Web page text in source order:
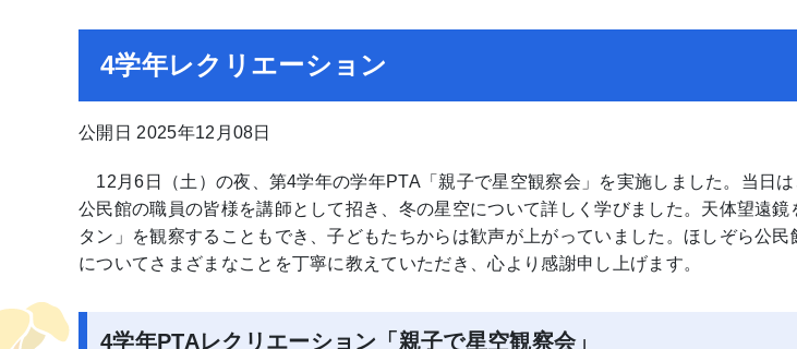
4学年レクリエーション
公開日 2025年12月08日
12月6日（土）の夜、第4学年の学年PTA「親子で星空観察会」を実施しました。当日
公民館の職員の皆様を講師として招き、冬の星空について詳しく学びました。天体望遠鏡
タン」を観察することもでき、子どもたちからは歓声が上がっていました。ほしぞら公
についてさまざまなことを丁寧に教えていただき、心より感謝申し上げます。
4学年PTAレクリエーション「親子で星空観察会」